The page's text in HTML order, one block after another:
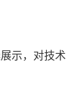
示，对技术